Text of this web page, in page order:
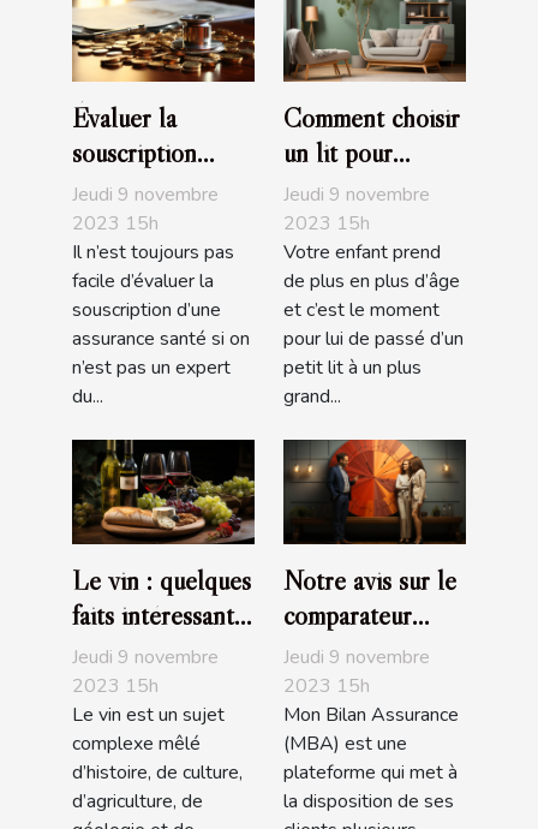
Évaluer la
souscription
d’une assurance
santé : comment
s’y prendre ?
Jeudi 9 novembre
2023 15h
Il n’est toujours pas
facile d’évaluer la
souscription d’une
assurance santé si on
n’est pas un expert
du...
Comment choisir
un lit pour
enfant ?
Jeudi 9 novembre
2023 15h
Votre enfant prend
de plus en plus d’âge
et c’est le moment
pour lui de passé d’un
petit lit à un plus
grand...
Le vin : quelques
faits intéressants
à savoir
Jeudi 9 novembre
2023 15h
Le vin est un sujet
complexe mêlé
d’histoire, de culture,
d’agriculture, de
Notre avis sur le
comparateur
d’assurance de
prêt de MBA
Jeudi 9 novembre
2023 15h
Mon Bilan Assurance
(MBA) est une
plateforme qui met à
la disposition de ses